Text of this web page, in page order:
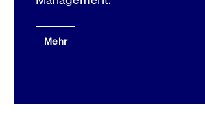
Mehr
Domain